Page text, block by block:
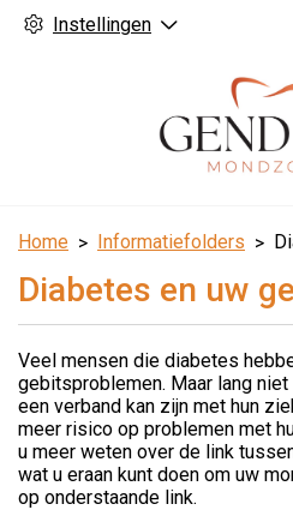
Instellingen
Home Informatiefolders
Diabetes en uw
Veel mensen die diabetes
gebitsproblemen. Maar lang
een verband kan zijn met hun
meer risico op problemen met
u meer weten over de link
wat u eraan kunt doen om uw
op onderstaande link.